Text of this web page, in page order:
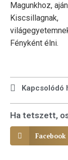
Magunkhoz,
Fényként élni.
Kapcsolódó
Ha tetszett,
Facebook